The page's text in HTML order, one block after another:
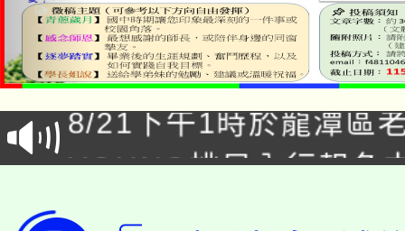
公告本校115學年度第
代理(課)教師甄選結果
告(尚有缺額)
「本色祭」8/29、30在
場熱烈登場!
8/21下午1時於龍潭區
徵才活動。
YOUNG桃局內行報名